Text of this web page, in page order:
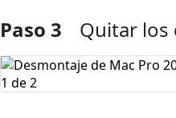
Agregar Comentario
Paso 3 Quitar los